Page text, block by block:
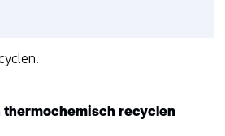
a
thermochemisch recyclen